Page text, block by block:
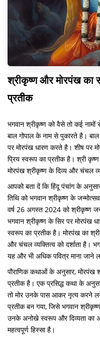
श्रीकृष्ण और मोरपंख का
प्रतीक
भगवान श्रीकृष्ण को वैसे तो कई नामों
बाल गोपाल के नाम से पुकारते है।
पर मोरपंख धारण करते है। शीष पर
प्रिय स्वरूप का प्रतीक है। श्री
मोरपंख श्रीकृष्ण के दिव्य और चंचल
आपको बता दें कि हिंदू पंचांग के
तिथि को भगवान श्रीकृष्ण के
वर्ष 26 अगस्त 2024 को श्रीकृष्ण
भगवान श्रीकृष्ण के सिर पर मोरपंख
स्वरूप का प्रतीक है। मोरपंख का
और चंचल व्यक्तित्व को दर्शाता है।
यह और भी अधिक पवित्र माना जाने
पौराणिक कथाओं के अनुसार, मोरपंख
प्रतीक है। एक प्रसिद्ध कथा के
तो मोर उनके पास आकर नृत्य करने
प्रतीक बन गया, जिसे भगवान
उनके अनोखे स्वरूप और दिव्यता का
महत्वपूर्ण हिस्सा है।